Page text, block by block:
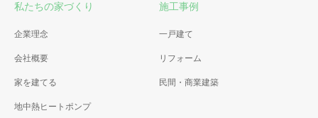
私たちの家づくり
企業理念
会社概要
家を建てる
地中熱ヒートポンプ
施工事例
一戸建て
リフォーム
民間・商業建築